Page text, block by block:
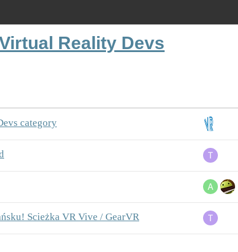
Reality Devs
category
Scieżka VR Vive / GearVR